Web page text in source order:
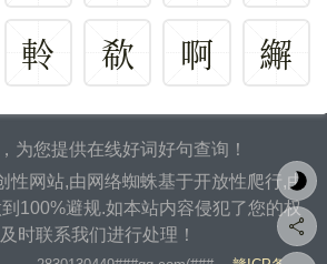
軨 欷 啊 繲
为您提供在线好词好句查询！
性网站,由网络蜘蛛基于开放性爬行,由
100%避规.如本站内容侵犯了您的权
时联系我们进行处理！